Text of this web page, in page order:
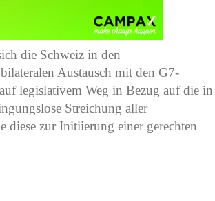
die Schweiz in den
Austausch mit den G7-
legislativem Weg in Bezug auf die in
Streichung aller
diese zur Initiierung einer gerechten